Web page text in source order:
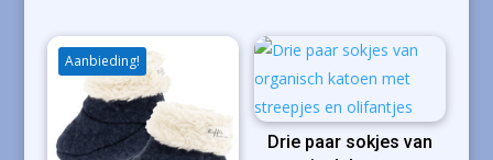
was:
€16,95.
is:
Aanbieding!
Drie paar sokjes van